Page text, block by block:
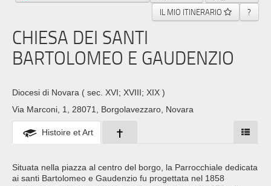
IL MIO ITINERARIO
?
CHIESA DEI SANTI
BARTOLOMEO E GAUDENZIO
Diocesi di Novara ( sec. XVI; XVIII; XIX )
Via Marconi, 1, 28071, Borgolavezzaro, Novara
Histoire et Art
Situata nella piazza al centro del borgo, la Parrocchiale dedicata
ai santi Bartolomeo e Gaudenzio fu progettata nel 1858